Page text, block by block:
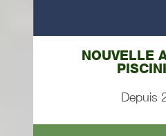
NOUVELLE
Depuis